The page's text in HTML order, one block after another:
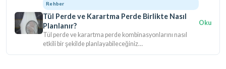
Rehber
Tül Perde ve Karartma Perde Birlikte Nasıl
Planlanır?
Tül perde ve karartma perde kombinasyonlarını nasıl
etkili bir şekilde planlayabileceğiniz…
Oku